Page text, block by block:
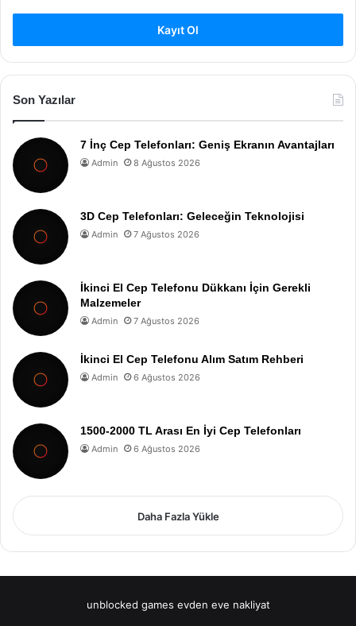
Kayıt Ol
Son Yazılar
7 İnç Cep Telefonları: Geniş Ekranın Avantajları
Admin 8 Ağustos 2026
3D Cep Telefonları: Geleceğin Teknolojisi
Admin 7 Ağustos 2026
İkinci El Cep Telefonu Dükkanı İçin Gerekli
Malzemeler
Admin 7 Ağustos 2026
İkinci El Cep Telefonu Alım Satım Rehberi
Admin 6 Ağustos 2026
1500-2000 TL Arası En İyi Cep Telefonları
Admin 6 Ağustos 2026
Daha Fazla Yükle
unblocked games evden eve nakliyat